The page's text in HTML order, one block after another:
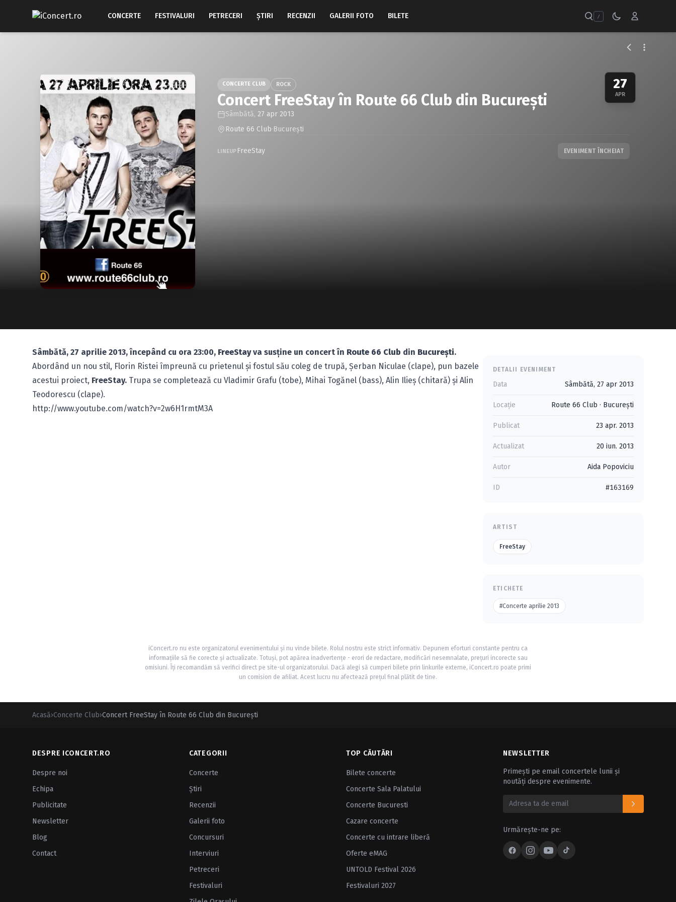
CONCERTE FESTIVALURI PETRECERI ŞTIRI RECENZII GALERII FOTO BILETE /
27
APR
CONCERTE CLUB ROCK
Concert FreeStay în Route 66 Club din Bucureşti
Sâmbătă, 27 apr 2013
Route 66 Club·Bucureşti
LINEUP FreeStay EVENIMENT ÎNCHEIAT
Sâmbătă, 27 aprilie 2013, începând cu ora 23:00, FreeStayva susţine un concert în Route 66 Club din Bucureşti.
Abordând un nou stil, Florin Ristei împreună cu prietenul şi fostul său coleg de trupă, Şerban Niculae (clape), pun bazele
acestui proiect, FreeStay. Trupa se completează cu Vladimir Grafu (tobe), Mihai Togănel (bass), Alin Ilieş (chitară) şi Alin
Teodorescu (clape).
http://www.youtube.com/watch?v=2w6H1rmtM3A
DETALII EVENIMENT
Data Sâmbătă, 27 apr 2013
Locație Route 66 Club · Bucureşti
Publicat 23 apr. 2013
Actualizat 20 iun. 2013
Autor Aida Popoviciu
ID #163169
ARTIST
FreeStay
ETICHETE
#Concerte aprilie 2013
iConcert.ro nu este organizatorul evenimentului și nu vinde bilete. Rolul nostru este strict informativ. Depunem eforturi constante pentru ca
informațiile să fie corecte și actualizate. Totuși, pot apărea inadvertențe - erori de redactare, modificări nesemnalate, prețuri incorecte sau
omisiuni. Îți recomandăm să verifici direct pe site-ul organizatorului. Dacă alegi să cumperi bilete prin linkurile externe, iConcert.ro poate primi
un comision de afiliat. Acest lucru nu afectează prețul final plătit de tine.
Acasă›Concerte Club›Concert FreeStay în Route 66 Club din Bucureşti
DESPRE ICONCERT.RO
Despre noi
Echipa
Publicitate
Newsletter
Blog
Contact
CATEGORII
Concerte
Ştiri
Recenzii
Galerii foto
Concursuri
Interviuri
Petreceri
Festivaluri
TOP CĂUTĂRI
Bilete concerte
Concerte Sala Palatului
Concerte Bucuresti
Cazare concerte
Concerte cu intrare liberă
Oferte eMAG
UNTOLD Festival 2026
Festivaluri 2027
NEWSLETTER
Primești pe email concertele lunii și
noutăți despre evenimente.
Urmărește-ne pe: